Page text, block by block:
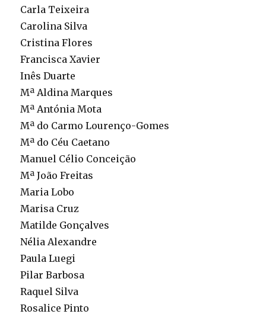
Carla Teixeira
Carolina Silva
Cristina Flores
Francisca Xavier
Inês Duarte
Mª Aldina Marques
Mª Antónia Mota
Mª do Carmo Lourenço-Gomes
Mª do Céu Caetano
Manuel Célio Conceição
Mª João Freitas
Maria Lobo
Marisa Cruz
Matilde Gonçalves
Nélia Alexandre
Paula Luegi
Pilar Barbosa
Raquel Silva
Rosalice Pinto